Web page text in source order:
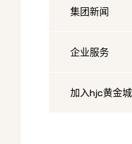
集团新闻
企业服务
加入hjc黄金城